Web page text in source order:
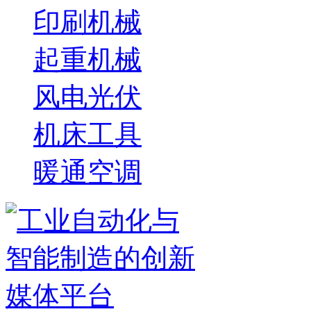
印刷机械
起重机械
风电光伏
机床工具
暖通空调